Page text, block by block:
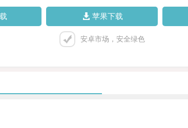
苹果下载
安卓市场，安全绿色